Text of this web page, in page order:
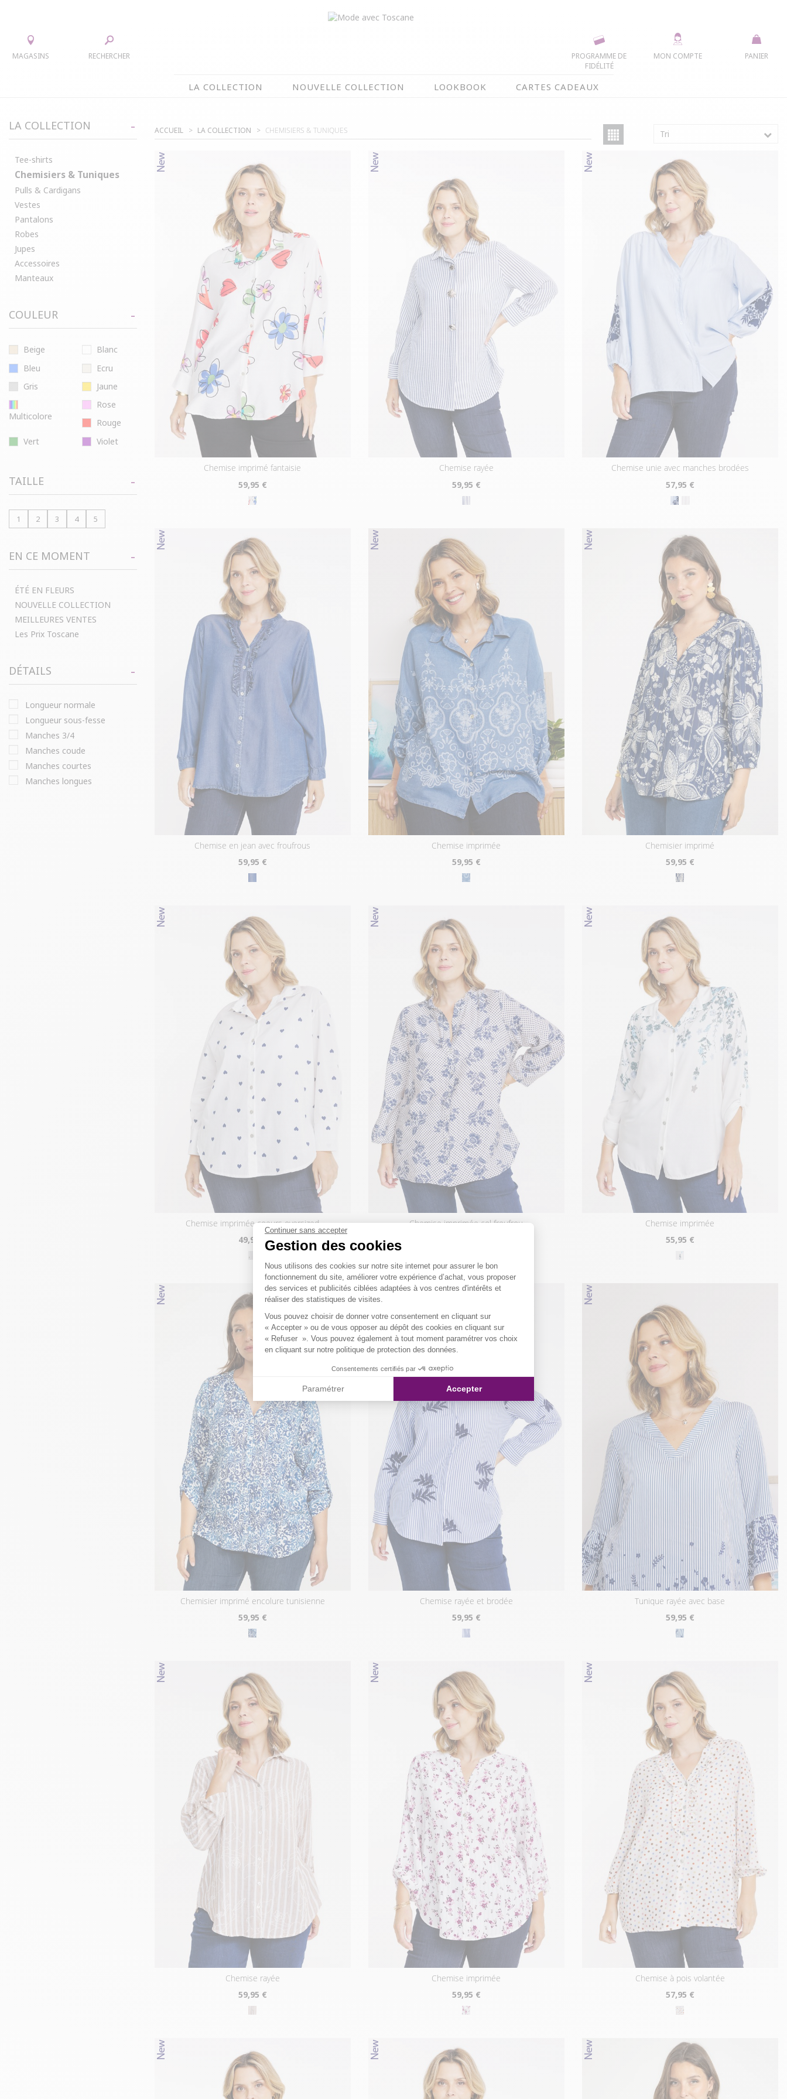
Continuer sans accepter
Gestion des cookies
Plateforme de Gestion du Consentement : Personnalisez vos Options
Nous utilisons des cookies sur notre site internet pour assurer le bon
fonctionnement du site, améliorer votre expérience d’achat, vous proposer
des services et publicités ciblées adaptées à vos centres d'intérêts et
réaliser des statistiques de visites.
Vous pouvez choisir de donner votre consentement en cliquant sur
« Accepter » ou de vous opposer au dépôt des cookies en cliquant sur
« Refuser ». Vous pouvez également à tout moment paramétrer vos choix
en cliquant sur notre politique de protection des données.
Consentements certifiés par
Paramétrer Accepter
PANIER
MON COMPTE
PROGRAMME DE
FIDÉLITÉ
MAGASINS RECHERCHER
LA COLLECTION NOUVELLE COLLECTION LOOKBOOK CARTES CADEAUX
TEE-SHIRTS
CHEMISIERS & TUNIQUES
PULLS & CARDIGANS
VESTES
ROBES
ACCESSOIRES
MANTEAUX
ÉTÉ EN FLEURS
MEILLEURES VENTES
LES PRIX TOSCANE
LA COLLECTION
Tee-shirts
Chemisiers & Tuniques
Pulls & Cardigans
Vestes
Pantalons
Robes
Jupes
Accessoires
Manteaux
COULEUR
Beige
Blanc
Bleu
Ecru
Gris
Jaune
Multicolore
Rose
Rouge
Vert
Violet
TAILLE
1 2 3 4 5
EN CE MOMENT
ÉTÉ EN FLEURS
NOUVELLE COLLECTION
MEILLEURES VENTES
Les Prix Toscane
DÉTAILS
longueur normale
longueur sous-fesse
manches 3/4
manches coude
manches courtes
manches longues
ACCUEIL LA COLLECTION CHEMISIERS & TUNIQUES Tri
chemise imprimé fantaisie
59,95 €
chemise rayée
59,95 €
chemise unie avec manches brodées
57,95 €
chemise en jean avec froufrous
59,95 €
chemise imprimée
59,95 €
chemisier imprimé
59,95 €
chemise imprimée coeurs oversized
49,95 €
chemise imprimée col froufrou
chemise imprimée
55,95 €
chemisier imprimé encolure tunisienne
59,95 €
chemise rayée et brodée
59,95 €
tunique rayée avec base
59,95 €
chemise rayée
59,95 €
chemise imprimée
59,95 €
chemise à pois volantée
57,95 €